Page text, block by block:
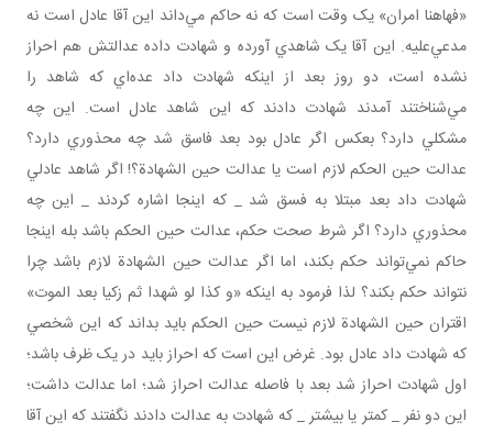
«فهاهنا امران» يک وقت است که نه حاکم مي‌داند اين آقا عادل است نه
مدعي‌عليه. اين آقا يک شاهدي آورده و شهادت داده عدالتش هم احراز
نشده است، دو روز بعد از اينکه شهادت داد عده‌اي که شاهد را
مي‌شناختند آمدند شهادت دادند که اين شاهد عادل است. اين چه
مشکلي دارد؟ بعکس اگر عادل بود بعد فاسق شد چه محذوري دارد؟
عدالت حين الحکم لازم است يا عدالت حين الشهادة؟! اگر شاهد عادلي
شهادت داد بعد مبتلا به فسق شد _ که اينجا اشاره کردند _ اين چه
محذوري دارد؟ اگر شرط صحت حکم، عدالت حين الحکم باشد بله اينجا
حاکم نمي‌تواند حکم بکند، اما اگر عدالت حين الشهادة لازم باشد چرا
نتواند حکم بکند؟ لذا فرمود به اينکه «و کذا لو شهدا ثم زکيا بعد الموت»
اقتران حين الشهادة لازم نيست حين الحکم بايد بداند که اين شخصي
که شهادت داد عادل بود. غرض اين است که احراز بايد در يک ظرف باشد؛
اول شهادت احراز شد بعد با فاصله عدالت احراز شد؛ اما عدالت داشت؛
اين دو نفر _ کمتر يا بيشتر _ که شهادت به عدالت دادند نگفتند که اين آقا